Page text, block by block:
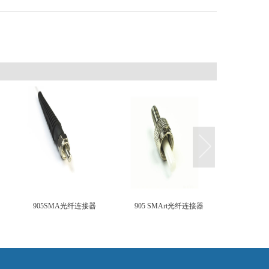
905SMA光纤连接器 905 SMArt光纤连接器